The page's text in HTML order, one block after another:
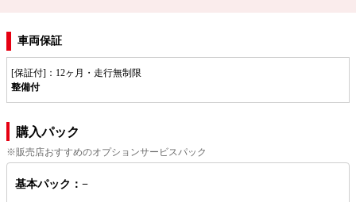
車両保証
[保証付]：12ヶ月・走行無制限
整備付
購入パック
※販売店おすすめのオプションサービスパック
基本パック：−